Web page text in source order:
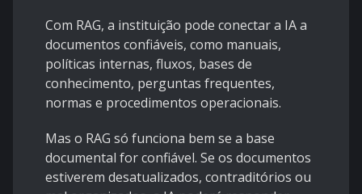
Com RAG, a instituição pode conectar a IA a
documentos confiáveis, como manuais,
políticas internas, fluxos, bases de
conhecimento, perguntas frequentes,
normas e procedimentos operacionais.
Mas o RAG só funciona bem se a base
documental for confiável. Se os documentos
estiverem desatualizados, contraditórios ou